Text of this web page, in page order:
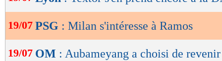
19/07 PSG : Milan s'intéresse à Ramos
19/07 OM : Aubameyang a choisi de